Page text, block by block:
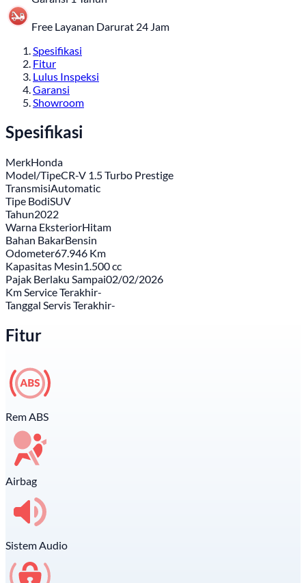
Free Layanan Darurat 24 Jam
Spesifikasi
Fitur
Lulus Inspeksi
Garansi
Showroom
Spesifikasi
MerkHonda
Model/TipeCR-V 1.5 Turbo Prestige
TransmisiAutomatic
Tipe BodiSUV
Tahun2022
Warna EksteriorHitam
Bahan BakarBensin
Odometer67.946 Km
Kapasitas Mesin1.500 cc
Pajak Berlaku Sampai02/02/2026
Km Service Terakhir-
Tanggal Servis Terakhir-
Fitur
Rem ABS
Airbag
Sistem Audio